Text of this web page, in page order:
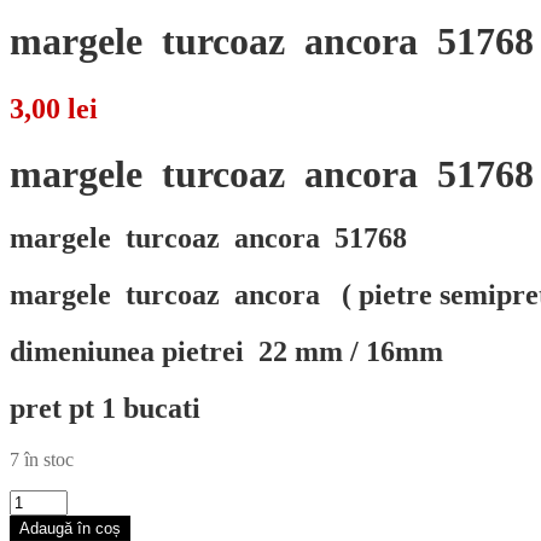
margele turcoaz ancora 51768
3,00 lei
margele turcoaz ancora 51768
margele turcoaz ancora 51768
margele turcoaz ancora ( pietre
dimeniunea pietrei 22 mm / 16mm
pret pt 1 bucati
7 în stoc
Cantitate
margele
Adaugă în coș